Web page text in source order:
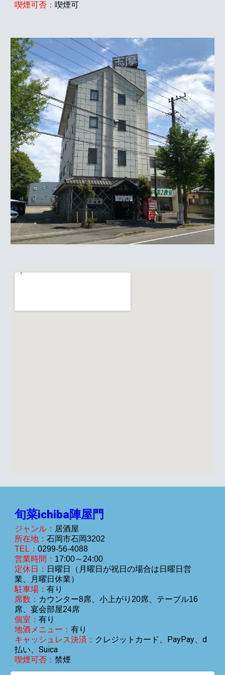
喫煙可否： 喫煙可
旬菜ichiba陣屋門
ジャンル： 居酒屋
所在地：石岡市石岡3202
TEL：0299-56-4088
営業時間： 17:00～24:00
定休日： 日曜日（月曜日が祝日の場合は日曜日営
業、月曜日休業）
駐車場：有り
席数： カウンター8席、小上がり20席、テーブル16
席、宴会部屋24席
個室：有り
地酒メニュー：有り
キャッシュレス決済： クレジットカード、PayPay、d
払い、Suica
喫煙可否：禁煙